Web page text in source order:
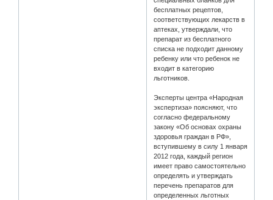
бесплатных рецептов,
соответствующих лекарств в
аптеках, утверждали, что
препарат из бесплатного
списка не подходит данному
ребенку или что ребенок не
входит в категорию
льготников.
Эксперты центра «Народная
экспертиза» поясняют, что
согласно федеральному
закону «Об основах охраны
здоровья граждан в РФ»,
вступившему в силу 1 января
2012 года, каждый регион
имеет право самостоятельно
определять и утверждать
перечень препаратов для
определенных льготных